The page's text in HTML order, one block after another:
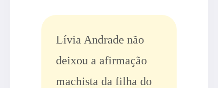
Lívia Andrade não
deixou a afirmação
machista da filha do